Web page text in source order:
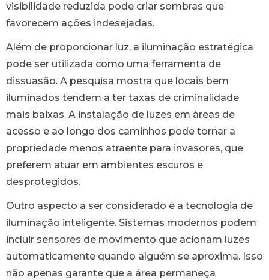
visibilidade reduzida pode criar sombras que
favorecem ações indesejadas.
Além de proporcionar luz, a iluminação estratégica
pode ser utilizada como uma ferramenta de
dissuasão. A pesquisa mostra que locais bem
iluminados tendem a ter taxas de criminalidade
mais baixas. A instalação de luzes em áreas de
acesso e ao longo dos caminhos pode tornar a
propriedade menos atraente para invasores, que
preferem atuar em ambientes escuros e
desprotegidos.
Outro aspecto a ser considerado é a tecnologia de
iluminação inteligente. Sistemas modernos podem
incluir sensores de movimento que acionam luzes
automaticamente quando alguém se aproxima. Isso
não apenas garante que a área permaneça